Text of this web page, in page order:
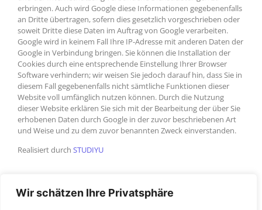
Wir schätzen Ihre Privatsphäre
erbringen. Auch wird Google diese Informationen gegebenenfalls
an Dritte übertragen, sofern dies gesetzlich vorgeschrieben oder
soweit Dritte diese Daten im Auftrag von Google verarbeiten.
Google wird in keinem Fall Ihre IP-Adresse mit anderen Daten der
Google in Verbindung bringen. Sie können die Installation der
Cookies durch eine entsprechende Einstellung Ihrer Browser
Software verhindern; wir weisen Sie jedoch darauf hin, dass Sie in
diesem Fall gegebenenfalls nicht sämtliche Funktionen dieser
Website voll umfänglich nutzen können. Durch die Nutzung
dieser Website erklären Sie sich mit der Bearbeitung der über Sie
erhobenen Daten durch Google in der zuvor beschriebenen Art
und Weise und zu dem zuvor benannten Zweck einverstanden.
Realisiert durch STUDIYU